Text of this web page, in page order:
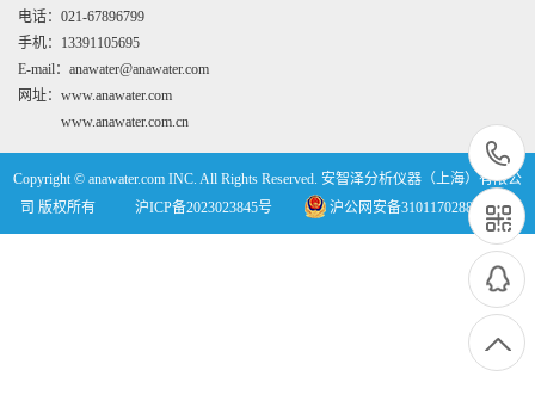
电话：021-67896799
手机：13391105695
E-mail：anawater@anawater.com
网址：www.anawater.com
www.anawater.com.cn
Copyright © anawater.com INC. All Rights Reserved. 安智泽分析仪器（上海）有限公
司 版权所有
沪ICP备2023023845号 沪公网安备31011702889868号